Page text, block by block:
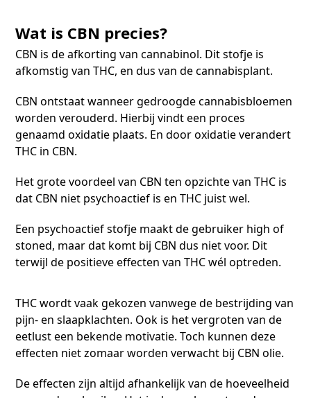
Wat is CBN precies?
CBN is de afkorting van cannabinol. Dit stofje is
afkomstig van THC, en dus van de cannabisplant.
CBN ontstaat wanneer gedroogde cannabisbloemen
worden verouderd. Hierbij vindt een proces
genaamd oxidatie plaats. En door oxidatie verandert
THC in CBN.
Het grote voordeel van CBN ten opzichte van THC is
dat CBN niet psychoactief is en THC juist wel.
Een psychoactief stofje maakt de gebruiker high of
stoned, maar dat komt bij CBN dus niet voor. Dit
terwijl de positieve effecten van THC wél optreden.
THC wordt vaak gekozen vanwege de bestrijding van
pijn- en slaapklachten. Ook is het vergroten van de
eetlust een bekende motivatie. Toch kunnen deze
effecten niet zomaar worden verwacht bij CBN olie.
De effecten zijn altijd afhankelijk van de hoeveelheid